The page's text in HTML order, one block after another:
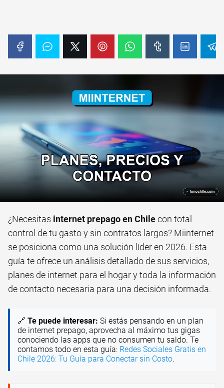
¿Necesitas internet prepago en Chilecon total
control de tu gasto y sin contratos largos? Miinternet
se posiciona como una solución líder en 2026. Esta
guía te ofrece un análisis detallado de sus servicios,
planes de internet para el hogar y toda la información
de contacto necesaria para una decisión informada.
🔗 Te puede interesar: Si estás pensando en un plan
de internet prepago, aprovecha al máximo tus gigas
conociendo las apps que no consumen tu saldo. Te
contamos todo en esta guía: Redes Sociales Gratis en
Chile 2026: Tu Guía para Conectar sin Costo.